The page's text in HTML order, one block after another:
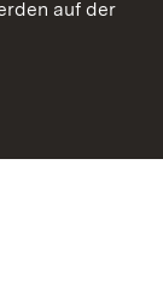
auf der